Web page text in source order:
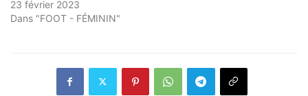
23 février 2023
Dans "FOOT - FÉMININ"